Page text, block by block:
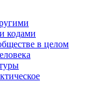
кодами
в целом